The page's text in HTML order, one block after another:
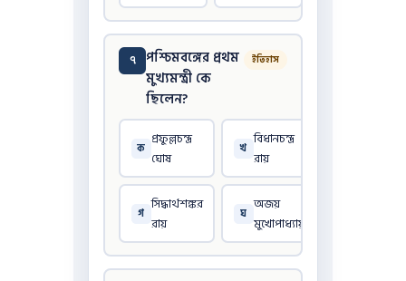
৭
পশ্চিমবঙ্গের প্রথম
মুখ্যমন্ত্রী কে
ছিলেন?
ইতিহাস
ক প্রফুল্লচন্দ্র
ঘোষ
খ বিধানচন্দ্র
রায়
গ সিদ্ধার্থশঙ্কর
রায়
ঘ অজয়
মুখোপাধ্যায়